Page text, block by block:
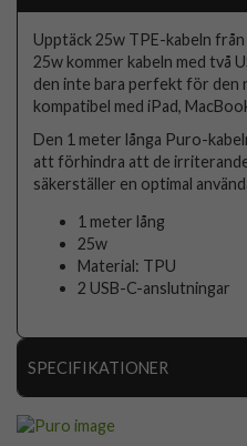
Upptäck 25w TPE-kabeln
25w kommer kabeln med två
den inte bara perfekt för den
kompatibel med iPad,
Den 1 meter långa Puro-
att förhindra att de
säkerställer en optimal
1 meter lång
25w
Material: TPU
2 USB-C-anslutningar
SPECIFIKATIONER